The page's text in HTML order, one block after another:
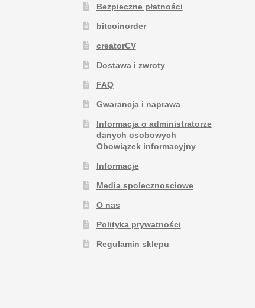
Bezpieczne płatności
bitcoinorder
creatorCV
Dostawa i zwroty
FAQ
Gwarancja i naprawa
Informacja o administratorze
danych osobowych
Obowiązek informacyjny
Informacje
Media spolecznosciowe
O nas
Polityka prywatności
Regulamin sklepu